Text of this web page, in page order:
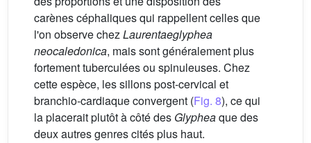
carènes céphaliques qui rappellent celles que
l'on observe chezLaurentaeglyphea
neocaledonica, mais sont généralement plus
fortement tuberculées ou spinuleuses. Chez
cette espèce, les sillons post-cervical et
branchio-cardiaque convergent (Fig. 8), ce qui
la placerait plutôt à côté des Glypheaque des
deux autres genres cités plus haut.